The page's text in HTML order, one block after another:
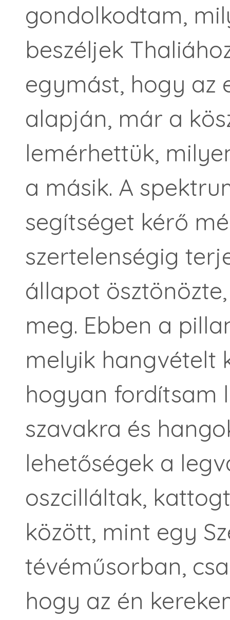
gondolkodtam,
beszéljek
egymást, hogy az
alapján, már a
lemérhettük,
a másik. A
segítséget kérő
szertelenségig
állapot
meg. Ebben a
melyik hangvételt
hogyan fordítsam
szavakra és
lehetőségek a
oszcilláltak,
között, mint egy
tévéműsorban,
hogy az én